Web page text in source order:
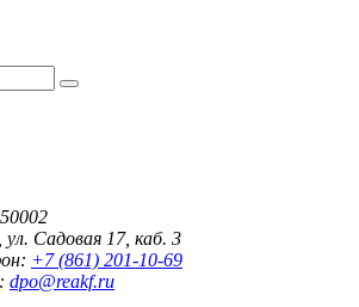
Садовая 17, каб. 3
+7 (861) 201-10-69
dpo@reakf.ru